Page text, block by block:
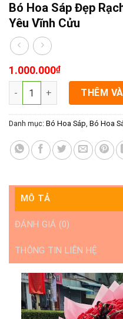
Bó Hoa Sáp Đẹp
Yêu Vĩnh Cửu
1.000.000₫
Bó Hoa Sáp Đẹp Rạch Giá
THÊM
Danh mục: Bó Hoa Sáp, Bó Hoa
MÔ TẢ
ĐÁNH GIÁ (0)
THÔNG TIN LIÊN HỆ